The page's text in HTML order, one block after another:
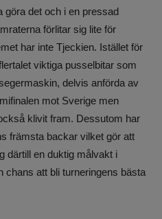
göra det och i en pressad
förlitar sig lite för
har inte Tjeckien. Istället för
viktiga pusselbitar som
delvis anförda av
mot Sverige men
klivit fram. Dessutom har
främsta backar vilket gör att
därtill en duktig målvakt i
chans att bli turneringens bästa